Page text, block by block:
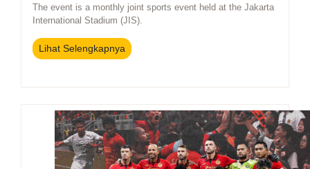
The event is a monthly joint sports event held at the Jakarta
International Stadium (JIS).
Lihat Selengkapnya